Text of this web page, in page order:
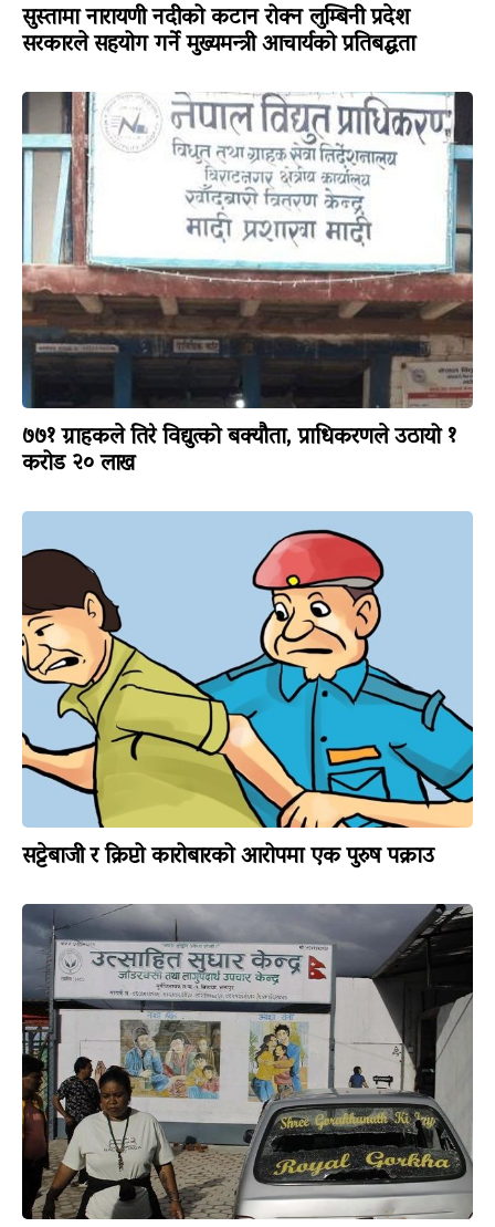
सुस्तामा नारायणी नदीको कटान रोक्न लुम्बिनी प्रदेश
सरकारले सहयोग गर्ने मुख्यमन्त्री आचार्यको प्रतिबद्धता
७७१ ग्राहकले तिरे विद्युत्को बक्यौता, प्राधिकरणले उठायो १
करोड २० लाख
सट्टेबाजी र क्रिप्टो कारोबारको आरोपमा एक पुरुष पक्राउ